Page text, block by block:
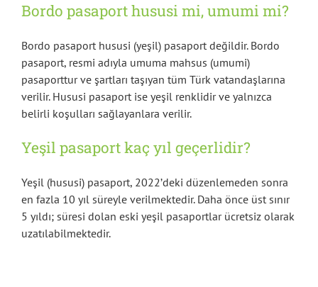
Bordo pasaport hususi mi, umumi mi?
Bordo pasaport hususi (yeşil) pasaport değildir. Bordo
pasaport, resmi adıyla umuma mahsus (umumi)
pasaporttur ve şartları taşıyan tüm Türk vatandaşlarına
verilir. Hususi pasaport ise yeşil renklidir ve yalnızca
belirli koşulları sağlayanlara verilir.
Yeşil pasaport kaç yıl geçerlidir?
Yeşil (hususi) pasaport, 2022’deki düzenlemeden sonra
en fazla 10 yıl süreyle verilmektedir. Daha önce üst sınır
5 yıldı; süresi dolan eski yeşil pasaportlar ücretsiz olarak
uzatılabilmektedir.